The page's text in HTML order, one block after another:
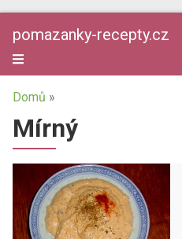
pomazanky-recepty.cz
Domů »
Mírný